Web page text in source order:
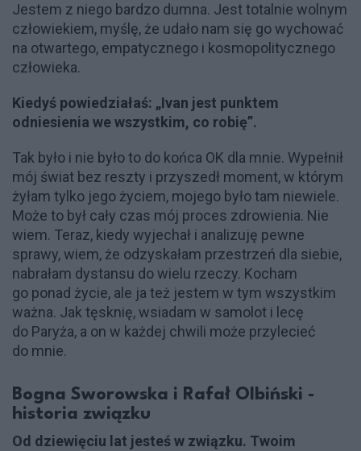
Jestem z niego bardzo dumna. Jest totalnie wolnym
człowiekiem, myślę, że udało nam się go wychować
na otwartego, empatycznego i kosmopolitycznego
człowieka.
Kiedyś powiedziałaś: „Ivan jest punktem
odniesienia we wszystkim, co robię”.
Tak było i nie było to do końca OK dla mnie. Wypełnił
mój świat bez reszty i przyszedł moment, w którym
żyłam tylko jego życiem, mojego było tam niewiele.
Może to był cały czas mój proces zdrowienia. Nie
wiem. Teraz, kiedy wyjechał i analizuję pewne
sprawy, wiem, że odzyskałam przestrzeń dla siebie,
nabrałam dystansu do wielu rzeczy. Kocham
go ponad życie, ale ja też jestem w tym wszystkim
ważna. Jak tęsknię, wsiadam w samolot i lecę
do Paryża, a on w każdej chwili może przylecieć
do mnie.
Bogna Sworowska i Rafał Olbiński -
historia związku
Od dziewięciu lat jesteś w związku. Twoim